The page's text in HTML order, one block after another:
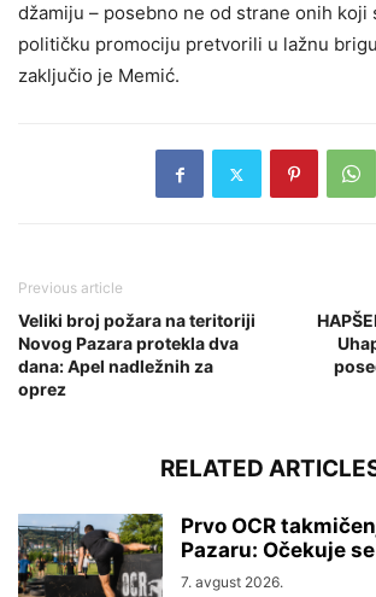
džamiju – posebno ne od strane onih koji
političku promociju pretvorili u lažnu
zaključio je Memić.
Previous article
Veliki broj požara na teritoriji
Novog Pazara protekla dva
dana: Apel nadležnih za
oprez
RELATED
Prvo OCR
Pazaru: Očekuje
7. avgust 2026.